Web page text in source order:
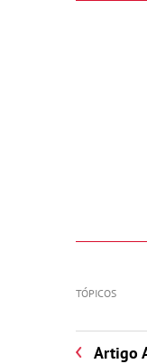
TÓPICOS
Artigo